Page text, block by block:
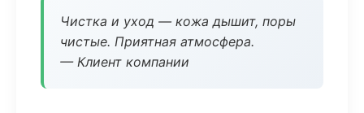
Чистка и уход — кожа дышит, поры
чистые. Приятная атмосфера.
— Клиент компании